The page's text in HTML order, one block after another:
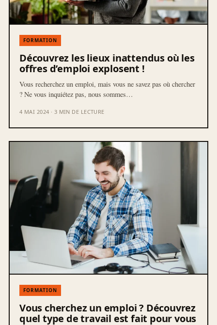
FORMATION
Découvrez les lieux inattendus où les
offres d’emploi explosent !
Vous recherchez un emploi, mais vous ne savez pas où chercher
? Ne vous inquiétez pas, nous sommes…
4 MAI 2024 · 3 MIN DE LECTURE
FORMATION
Vous cherchez un emploi ? Découvrez
quel type de travail est fait pour vous